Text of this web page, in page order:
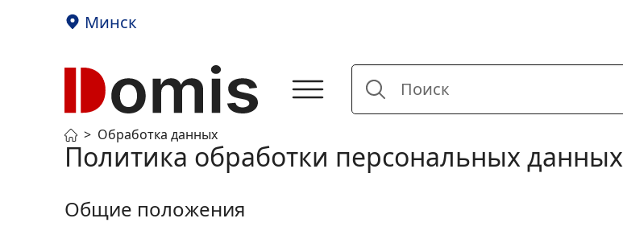
Минск
Обработка данных
Политика обработки персональных данных
Общие положения